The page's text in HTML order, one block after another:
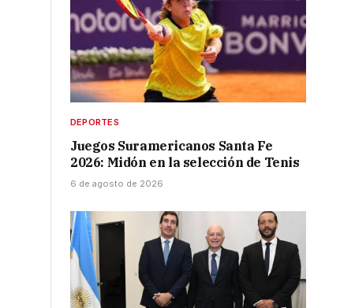
DEPORTES
Juegos Suramericanos Santa Fe
2026: Midón en la selección de Tenis
6 de agosto de 2026